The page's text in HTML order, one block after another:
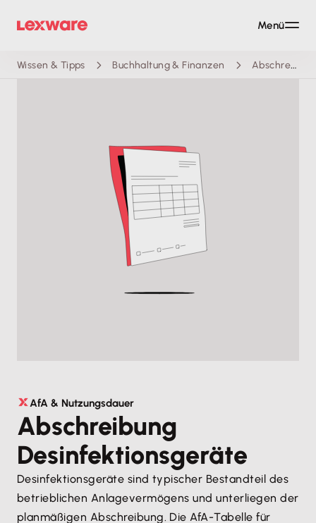
Wissen & Tipps Buchhaltung & Finanzen Abschreibungstabelle
AfA & Nutzungsdauer
Abschreibung
Desinfektions­geräte
Desinfektionsgeräte sind typischer Bestandteil des
betrieblichen Anlagevermögens und unterliegen der
planmäßigen Abschreibung. Die AfA-Tabelle für
Menü